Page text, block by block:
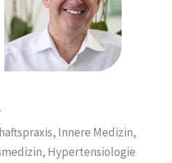
Innere Medizin,
Hypertensiologie